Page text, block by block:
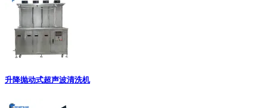
升降抛动式超声波清洗机